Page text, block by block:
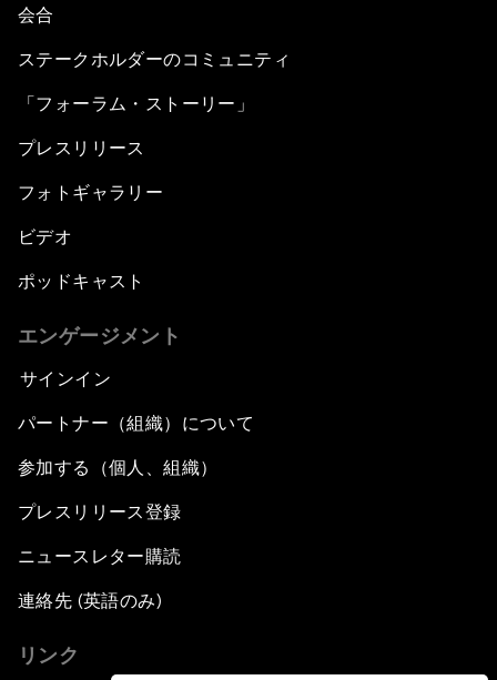
会合
ステークホルダーのコミュニティ
「フォーラム・ストーリー」
プレスリリース
フォトギャラリー
ビデオ
ポッドキャスト
エンゲージメント
サインイン
パートナー（組織）について
参加する（個人、組織）
プレスリリース登録
ニュースレター購読
連絡先 (英語のみ)
リンク